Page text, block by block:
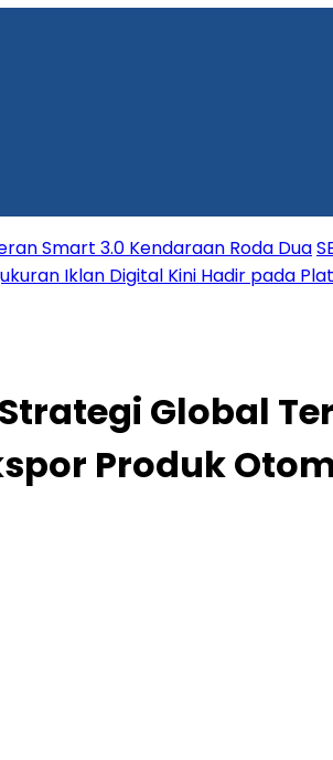
Smart 3.0 Kendaraan Roda Dua
Iklan Digital Kini Hadir pada
Global
Produk